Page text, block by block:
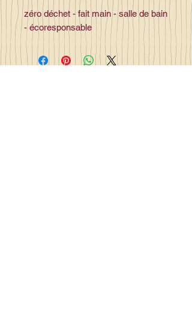
zéro déchet - fait main - salle de bain
- écoresponsable